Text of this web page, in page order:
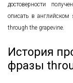
достоверности
описать в
through the grapevine.
История
фразы